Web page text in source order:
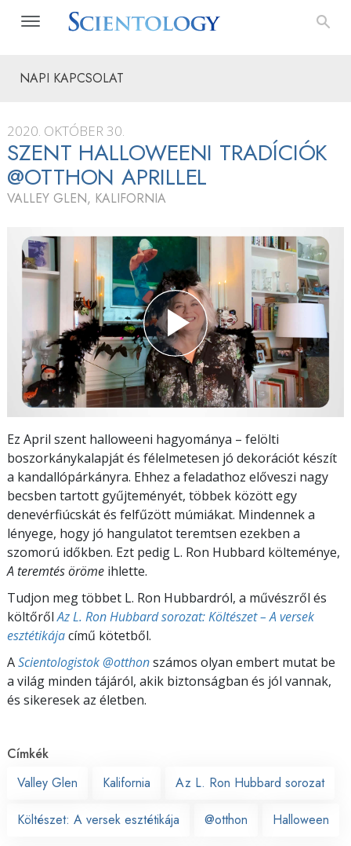
NAPI KAPCSOLAT
2020. OKTÓBER 30.
SZENT HALLOWEENI TRADÍCIÓK
@OTTHON APRILLEL
VALLEY GLEN, KALIFORNIA
Ez April szent halloweeni hagyománya – felölti
boszorkánykalapját és félelmetesen jó dekorációt készít
a kandallópárkányra. Ehhez a feladathoz előveszi nagy
becsben tartott gyűjteményét, többek között egy
denevérfiúcskát és felfűzött múmiákat. Mindennek a
lényege, hogy jó hangulatot teremtsen ezekben a
szomorú időkben. Ezt pedig L. Ron Hubbard költeménye,
A teremtés öröme ihlette.
Tudjon meg többet L. Ron Hubbardról, a művészről és
költőrőlAz L. Ron Hubbard sorozat: Költészet – A versek
esztétikájacímű kötetből.
AScientologistok @otthonszámos olyan embert mutat be
a világ minden tájáról, akik biztonságban és jól vannak,
és sikeresek az életben.
Címkék
Valley Glen
Kalifornia Az L. Ron Hubbard sorozat
Költészet: A versek esztétikája @otthon Halloween